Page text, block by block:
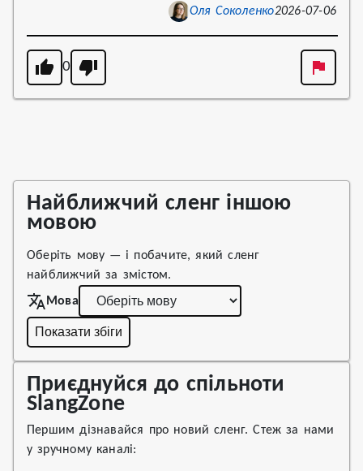
Оля Соколенко2026-07-06
0
Найближчий сленг іншою
мовою
Оберіть мову — і побачите, який сленг
найближчий за змістом.
Мова
Показати збіги
Приєднуйся до спільноти
SlangZone
Першим дізнавайся про новий сленг. Стеж за нами
у зручному каналі: